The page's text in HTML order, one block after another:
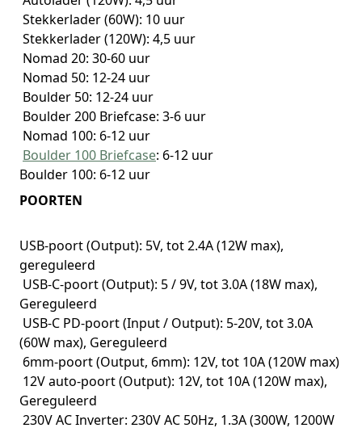
Stekkerlader (60W): 10 uur
Stekkerlader (120W): 4,5 uur
Nomad 20: 30-60 uur
Nomad 50: 12-24 uur
Boulder 50: 12-24 uur
Boulder 200 Briefcase: 3-6 uur
Nomad 100: 6-12 uur
Boulder 100 Briefcase: 6-12 uur
Boulder 100: 6-12 uur
POORTEN
USB-poort (Output): 5V, tot 2.4A (12W max),
gereguleerd
USB-C-poort (Output): 5 / 9V, tot 3.0A (18W max),
Gereguleerd
USB-C PD-poort (Input / Output): 5-20V, tot 3.0A
(60W max), Gereguleerd
6mm-poort (Output, 6mm): 12V, tot 10A (120W max)
12V auto-poort (Output): 12V, tot 10A (120W max),
Gereguleerd
230V AC Inverter: 230V AC 50Hz, 1.3A (300W, 1200W